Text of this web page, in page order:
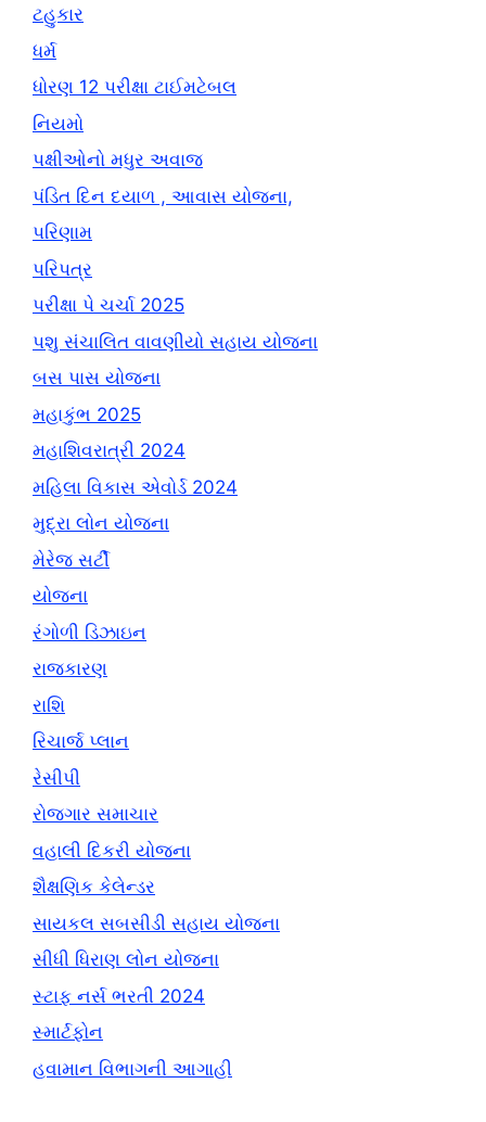
ટહુકાર
ધર્મ
ધોરણ 12 પરીક્ષા ટાઈમટેબલ
નિયમો
પક્ષીઓનો મધુર અવાજ
પંડિત દિન દયાળ , આવાસ યોજના,
પરિણામ
પરિપત્ર
પરીક્ષા પે ચર્ચા 2025
પશુ સંચાલિત વાવણીયો સહાય યોજના
બસ પાસ યોજના
મહાકુંભ 2025
મહાશિવરાત્રી 2024
મહિલા વિકાસ એવોર્ડ 2024
મુદ્રા લોન યોજના
મેરેજ સર્ટી
યોજના
રંગોળી ડિઝાઇન
રાજકારણ
રાશિ
રિચાર્જ પ્લાન
રેસીપી
રોજગાર સમાચાર
વહાલી દિકરી યોજના
શૈક્ષણિક કેલેન્ડર
સાયકલ સબસીડી સહાય યોજના
સીધી ધિરાણ લોન યોજના
સ્ટાફ નર્સ ભરતી 2024
સ્માર્ટફોન
હવામાન વિભાગની આગાહી